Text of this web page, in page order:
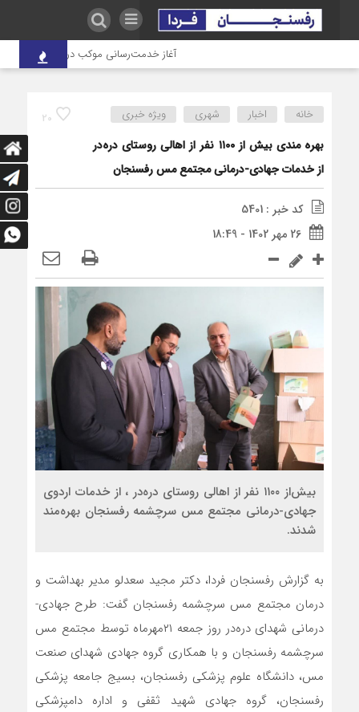
آغاز خدمت‌رسانی موکب درمانی شهدای صنعت
20 خانه اخبار شهری ویژه خبری
بهره مندی بیش‌ از ۱۱۰۰ نفر از اهالی روستای دره‌در
از خدمات جهادی‌-درمانی مجتمع مس رفسنجان
کد خبر : 5401
26 مهر 1402 - 18:49
بیش‌از ۱۱۰۰ نفر از اهالی روستای دره‌در ، از خدمات اردوی
جهادی‌-درمانی مجتمع مس سرچشمه رفسنجان بهره‌مند
شدند.
به گزارش رفسنجان فردا، دکتر مجید سعدلو مدیر بهداشت و
درمان مجتمع مس سرچشمه رفسنجان گفت: طرح جهادی‌-
درمانی شهدای دره‌در روز جمعه ۲۱مهرماه توسط مجتمع مس
سرچشمه رفسنجان و با همکاری گروه جهادی شهدای صنعت
مس، دانشگاه علوم پزشکی رفسنجان، بسیج جامعه پزشکی
رفسنجان، گروه جهادی شهید ثقفی و اداره دامپزشکی